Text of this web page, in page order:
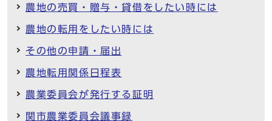
農地の売買・贈与・貸借をしたい時には
農地の転用をしたい時には
その他の申請・届出
農地転用関係日程表
農業委員会が発行する証明
関市農業委員会議事録